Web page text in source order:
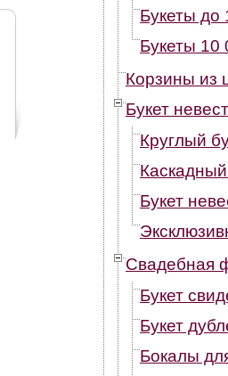
Букеты до
Букеты 10
Корзины из
Букет
Круглый
Букет
Свадебная
Букет
Букет
Бокалы